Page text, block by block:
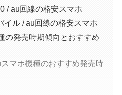
/ au回線の格安スマホ
イル / au回線の格安スマホ
の発売時期傾向とおすすめ
マホ機種のおすすめ発売時